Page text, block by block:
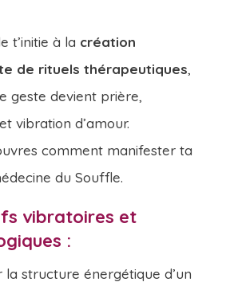
t’initie à la création
de rituels thérapeutiques,
geste devient prière,
vibration d’amour.
comment manifester ta
du Souffle.
vibratoires et
:
la structure énergétique d’un